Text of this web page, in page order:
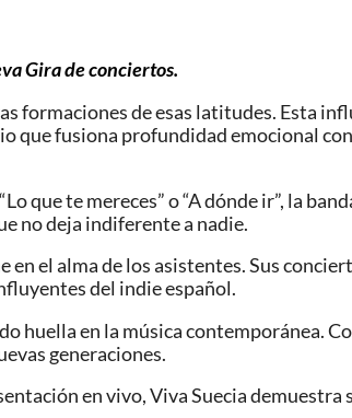
Gira de conciertos.
formaciones de esas latitudes. Esta
que fusiona profundidad emocional
que te mereces” o “A dónde ir”, la
no deja indiferente a nadie.
el alma de los asistentes. Sus
del indie español.
huella en la música contemporánea.
generaciones.
en vivo, Viva Suecia